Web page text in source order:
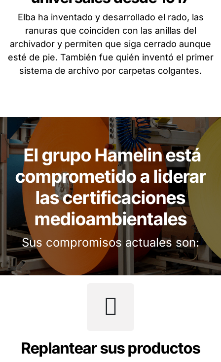
Elba ha inventado y desarrollado el rado, las
ranuras que coinciden con las anillas del
archivador y permiten que siga cerrado aunque
esté de pie. También fue quién inventó el primer
sistema de archivo por carpetas colgantes.
El grupo Hamelin está
comprometido a liderar
las certificaciones
medioambientales
Sus compromisos actuales son:
Replantear sus productos